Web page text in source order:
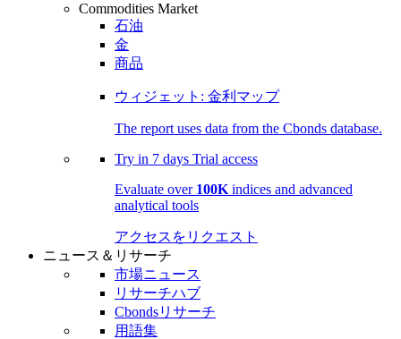
Commodities Market
石油
金
商品
ウィジェット: 金利マップ
The report uses data from the Cbonds database.
Try in 7 days Trial access
Evaluate over 100K indices and advanced
analytical tools
アクセスをリクエスト
ニュース＆リサーチ
市場ニュース
リサーチハブ
Cbondsリサーチ
用語集